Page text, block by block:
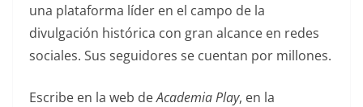
una plataforma líder en el campo de la
divulgación histórica con gran alcance en redes
sociales. Sus seguidores se cuentan por millones.
Escribe en la web deAcademia Play, en la